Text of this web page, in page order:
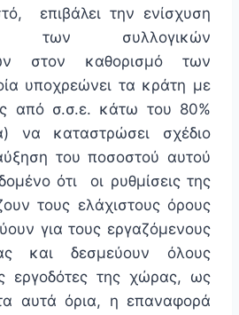
επιβάλει την ενίσχυση
των συλλογικών
στον καθορισμό των
υποχρεώνει τα κράτη με
από σ.σ.ε. κάτω του 80%
να καταστρώσει σχέδιο
του ποσοστού αυτού
ότι οι ρυθμίσεις της
τους ελάχιστους όρους
για τους εργαζόμενους
και δεσμεύουν όλους
εργοδότες της χώρας, ως
αυτά όρια, η επαναφορά